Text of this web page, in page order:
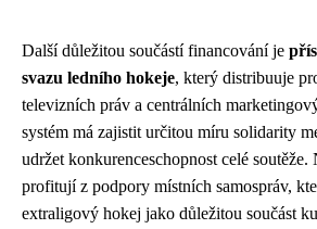
Další důležitou součástí financování je
svazu ledního hokeje, který distribuuje
televizních práv a centrálních
systém má zajistit určitou míru solidarity
udržet konkurenceschopnost celé
profitují z podpory místních samospráv,
extraligový hokej jako důležitou součást